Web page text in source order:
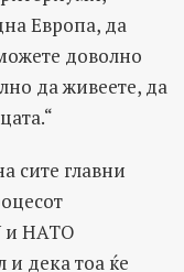
Европа, да
доволно
да живеете, да
сите главни
и НАТО
и дека тоа ќе